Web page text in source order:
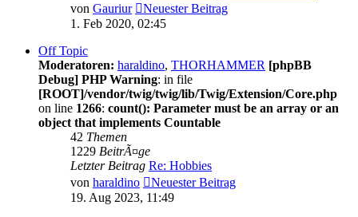
von Gauriur
Neuester Beitrag
1. Feb 2020, 02:45
Off Topic
Moderatoren: haraldino, THORHAMMER [phpBB
Debug] PHP Warning: in file
[ROOT]/vendor/twig/twig/lib/Twig/Extension/Core.php
on line 1266: count(): Parameter must be an array or an
object that implements Countable
42 Themen
1229 BeitrÃ¤ge
Letzter Beitrag Re: Hobbies
von haraldino
Neuester Beitrag
19. Aug 2023, 11:49